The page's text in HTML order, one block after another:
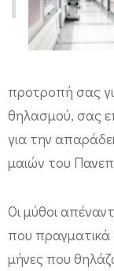
ε
λ
ί
α
π
ο
προτροπή σας
θηλασμού, σας
για την
μαιών του
Οι μύθοι
που πραγματικά
μήνες που